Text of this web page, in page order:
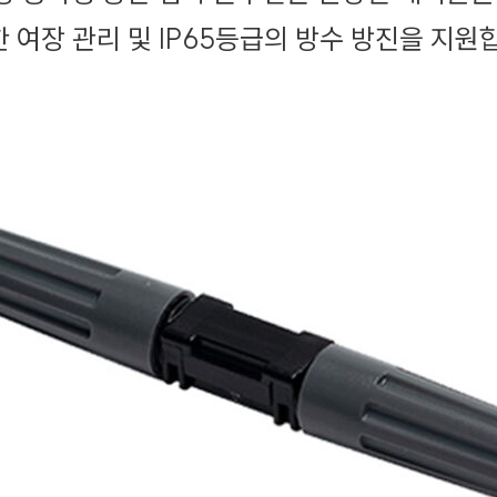
여장 관리 및 IP65등급의 방수 방진을 지원